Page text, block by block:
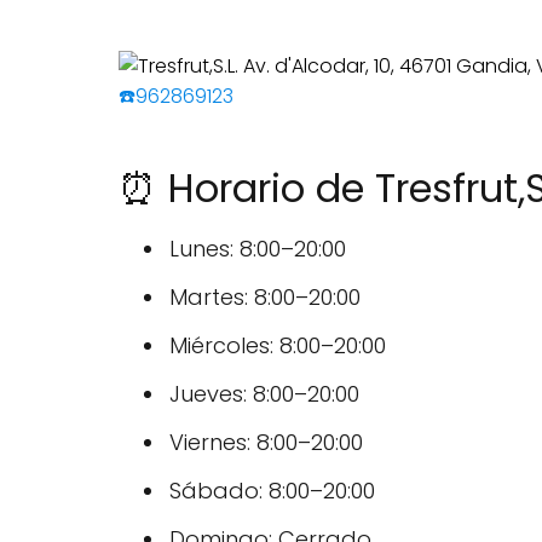
☎️962869123
⏰ Horario de
Lunes: 8:00–20:00
Martes: 8:00–20:00
Miércoles: 8:00–20:00
Jueves: 8:00–20:00
Viernes: 8:00–20:00
Sábado: 8:00–20:00